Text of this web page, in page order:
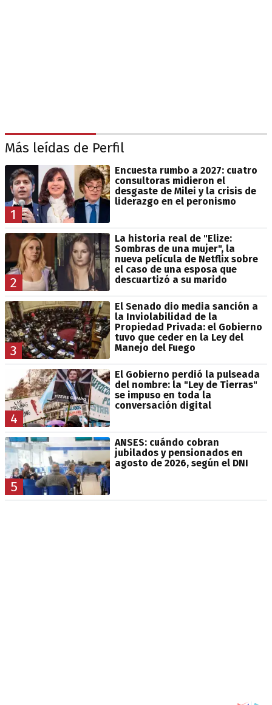
Más leídas de Perfil
1
Encuesta rumbo a 2027: cuatro
consultoras midieron el
desgaste de Milei y la crisis de
liderazgo en el peronismo
2
La historia real de "Elize:
Sombras de una mujer", la
nueva película de Netflix sobre
el caso de una esposa que
descuartizó a su marido
3
El Senado dio media sanción a
la Inviolabilidad de la
Propiedad Privada: el Gobierno
tuvo que ceder en la Ley del
Manejo del Fuego
4
El Gobierno perdió la pulseada
del nombre: la "Ley de Tierras"
se impuso en toda la
conversación digital
5
ANSES: cuándo cobran
jubilados y pensionados en
agosto de 2026, según el DNI